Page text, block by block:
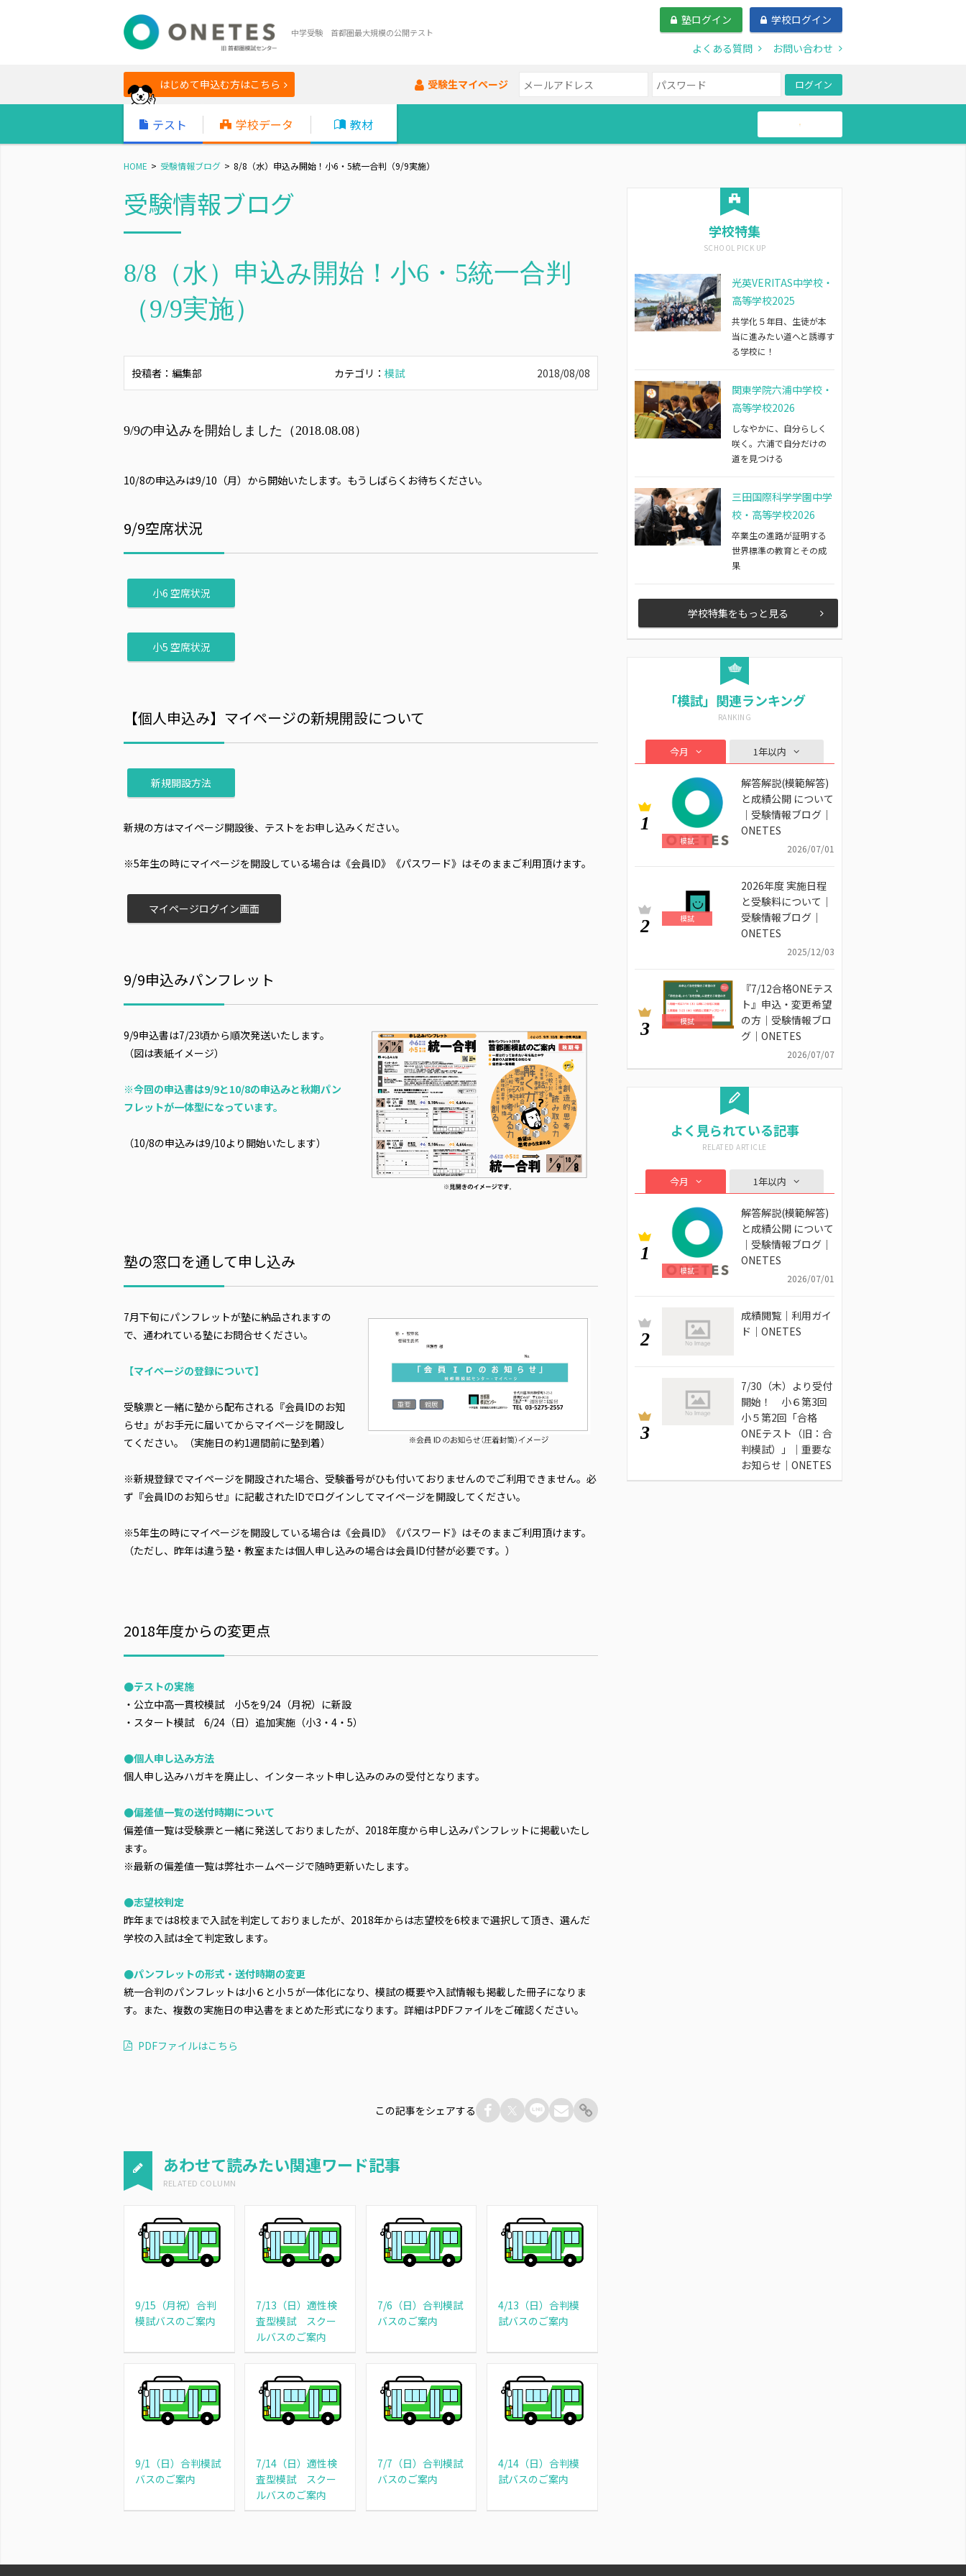
中学受験 首都圏最大規模の公開テスト
塾ログイン
学校ログイン
よくある質問
お問い合わせ
はじめて申込む方はこちら 受験生マイページ ログイン
テスト 学校データ 教材 帰国生
HOME 受験情報ブログ 8/8（水）申込み開始！小6・5統一合判（9/9実施）
受験情報ブログ
8/8（水）申込み開始！小6・5統一合判
（9/9実施）
投稿者：編集部 カテゴリ： 模試 2018/08/08
9/9の申込みを開始しました（2018.08.08）
10/8の申込みは9/10（月）から開始いたします。もうしばらくお待ちください。
9/9空席状況
小6 空席状況
小5 空席状況
【個人申込み】マイページの新規開設について
新規開設方法
新規の方はマイページ開設後、テストをお申し込みください。
※5年生の時にマイページを開設している場合は《会員ID》《パスワード》はそのままご利用頂けます。
マイページログイン画面
9/9申込みパンフレット
9/9申込書は7/23頃から順次発送いたします。
（図は表紙イメージ）
※今回の申込書は9/9と10/8の申込みと秋期パン
フレットが一体型になっています。
（10/8の申込みは9/10より開始いたします）
塾の窓口を通して申し込み
7月下旬にパンフレットが塾に納品されますの
で、通われている塾にお問合せください。
【マイページの登録について】
受験票と一緒に塾から配布される『会員IDのお知
らせ』がお手元に届いてからマイページを開設し
てください。（実施日の約1週間前に塾到着）
※新規登録でマイページを開設された場合、受験番号がひも付いておりませんのでご利用できません。必
ず『会員IDのお知らせ』に記載されたIDでログインしてマイページを開設してください。
※5年生の時にマイページを開設している場合は《会員ID》《パスワード》はそのままご利用頂けます。
（ただし、昨年は違う塾・教室または個人申し込みの場合は会員ID付替が必要です。）
2018年度からの変更点
●テストの実施
・公立中高一貫校模試 小5を9/24（月祝）に新設
・スタート模試 6/24（日）追加実施（小3・4・5）
●個人申し込み方法
個人申し込みハガキを廃止し、インターネット申し込みのみの受付となります。
●偏差値一覧の送付時期について
偏差値一覧は受験票と一緒に発送しておりましたが、2018年度から申し込みパンフレットに掲載いたし
ます。
※最新の偏差値一覧は弊社ホームページで随時更新いたします。
●志望校判定
昨年までは8校まで入試を判定しておりましたが、2018年からは志望校を6校まで選択して頂き、選んだ
学校の入試は全て判定致します。
●パンフレットの形式・送付時期の変更
統一合判のパンフレットは小６と小５が一体化になり、模試の概要や入試情報も掲載した冊子になりま
す。また、複数の実施日の申込書をまとめた形式になります。詳細はPDFファイルをご確認ください。
PDFファイルはこちら
この記事をシェアする
あわせて読みたい関連ワード記事
9/15（月祝）合判
模試バスのご案内
7/13（日）適性検
査型模試 スクー
ルバスのご案内
7/6（日）合判模試
バスのご案内
4/13（日）合判模
試バスのご案内
9/1（日）合判模試
バスのご案内
7/14（日）適性検
査型模試 スクー
ルバスのご案内
7/7（日）合判模試
バスのご案内
4/14（日）合判模
試バスのご案内
学校特集
光英VERITAS中学校・
高等学校2025
共学化５年目、生徒が本
当に進みたい道へと誘導す
る学校に！
関東学院六浦中学校・
高等学校2026
しなやかに、自分らしく
咲く。六浦で自分だけの
道を見つける
三田国際科学学園中学
校・高等学校2026
卒業生の進路が証明する
世界標準の教育とその成
果
学校特集をもっと見る
「模試」関連ランキング
今月 1年以内
1
模試
解答解説(模範解答)
と成績公開 について
｜受験情報ブログ｜
ONETES
2026/07/01
2 模試
2026年度 実施日程
と受験料について｜
受験情報ブログ｜
ONETES
2025/12/03
3 模試
『7/12合格ONEテス
ト』申込・変更希望
の方｜受験情報ブロ
グ｜ONETES
2026/07/07
よく見られている記事
今月 1年以内
1
模試
解答解説(模範解答)
と成績公開 について
｜受験情報ブログ｜
ONETES
2026/07/01
2
成績閲覧｜利用ガイ
ド｜ONETES
3
7/30（木）より受付
開始！ 小６第3回
小５第2回「合格
ONEテスト（旧：合
判模試）」｜重要な
お知らせ｜ONETES